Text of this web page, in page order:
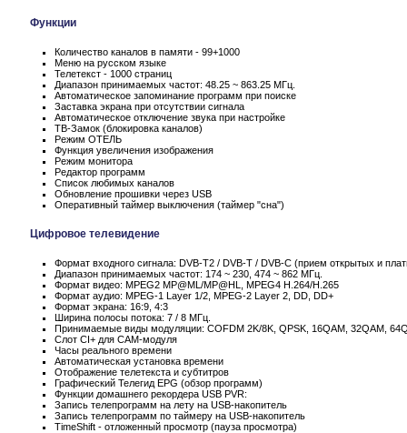
Функции
Количество каналов в памяти - 99+1000
Меню на русском языке
Телетекст - 1000 страниц
Диапазон принимаемых частот: 48.25 ~ 863.25 МГц.
Автоматическое запоминание программ при поиске
Заставка экрана при отсутствии сигнала
Автоматическое отключение звука при настройке
ТВ-Замок (блокировка каналов)
Режим ОТЕЛЬ
Функция увеличения изображения
Режим монитора
Редактор программ
Список любимых каналов
Обновление прошивки через USB
Оперативный таймер выключения (таймер "сна")
Цифровое телевидение
Формат входного сигнала: DVB-T2 / DVB-T / DVB-C (прием открытых и
Диапазон принимаемых частот: 174 ~ 230, 474 ~ 862 МГц.
Формат видео: MPEG2 MP@ML/MP@HL, MPEG4 H.264/H.265
Формат аудио: MPEG-1 Layer 1/2, MPEG-2 Layer 2, DD, DD+
Формат экрана: 16:9, 4:3
Ширина полосы потока: 7 / 8 МГц.
Принимаемые виды модуляции: COFDM 2K/8K, QPSK, 16QAM, 32QAM,
Слот CI+ для CAM-модуля
Часы реального времени
Автоматическая установка времени
Отображение телетекста и субтитров
Графический Телегид EPG (обзор программ)
Функции домашнего рекордера USB PVR:
Запись телепрограмм на лету на USB-накопитель
Запись телепрограмм по таймеру на USB-накопитель
TimeShift - отложенный просмотр (пауза просмотра)